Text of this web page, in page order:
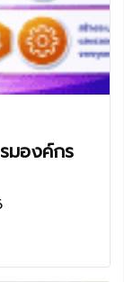
มองค์กร